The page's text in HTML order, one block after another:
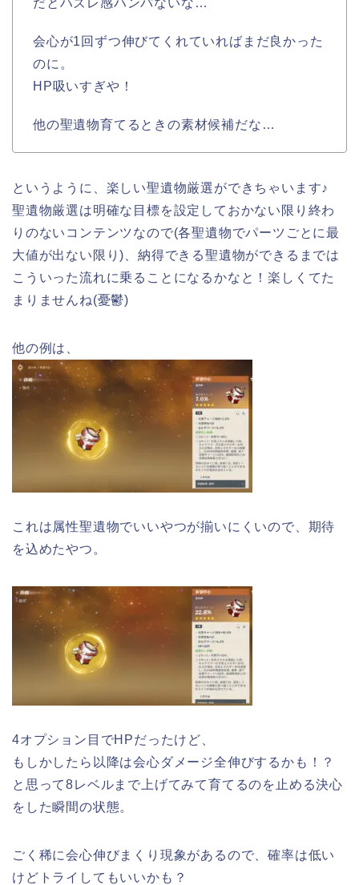
だとハズレ感ハンパないな…
会心が1回ずつ伸びてくれていればまだ良かった
のに。
HP吸いすぎや！
他の聖遺物育てるときの素材候補だな…
というように、楽しい聖遺物厳選ができちゃいます♪
聖遺物厳選は明確な目標を設定しておかない限り終わ
りのないコンテンツなので(各聖遺物でパーツごとに最
大値が出ない限り)、納得できる聖遺物ができるまでは
こういった流れに乗ることになるかなと！楽しくてた
まりませんね(憂鬱)
他の例は、
これは属性聖遺物でいいやつが揃いにくいので、期待
を込めたやつ。
4オプション目でHPだったけど、
もしかしたら以降は会心ダメージ全伸びするかも！？
と思って8レベルまで上げてみて育てるのを止める決心
をした瞬間の状態。
ごく稀に会心伸びまくり現象があるので、確率は低い
けどトライしてもいいかも？